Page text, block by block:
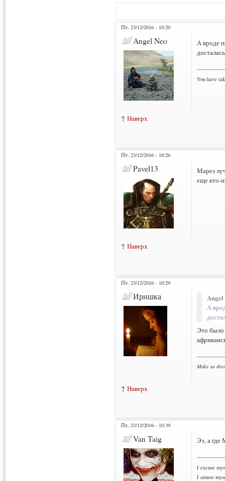
Пт, 23/12/2016 - 10:20
Angel Neo
А вроде
You have
↑ Наверх
Пт, 23/12/2016 - 10:26
Pavel13
Марез
еще кто-
↑ Наверх
Пт, 23/12/2016 - 10:29
Иришка Angel
А
Это было
Make us
↑ Наверх
Пт, 23/12/2016 - 10:39
Van Taig Ээ, а где
I excuse
I amuse